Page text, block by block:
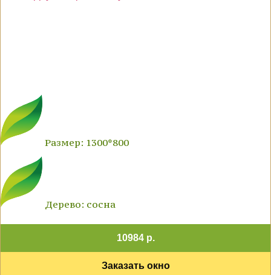
Размер: 1300*800
Дерево: сосна
10984 р.
Заказать окно